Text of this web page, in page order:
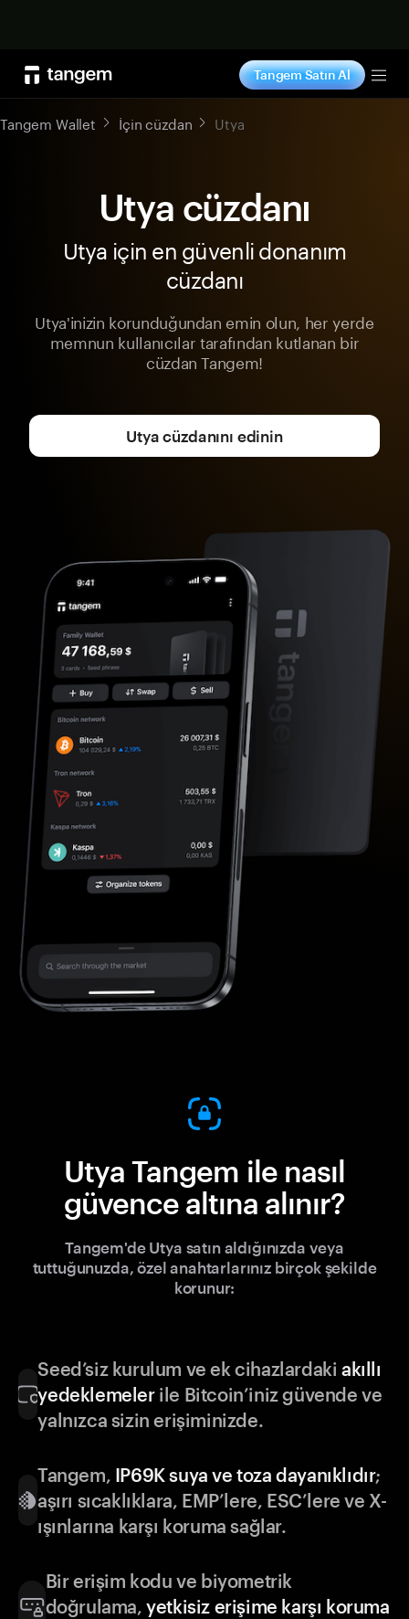
Tangem Satın Al
Tangem Wallet İçin cüzdan Utya
Utya cüzdanı
Utya için en güvenli donanım
cüzdanı
Utya'inizin korunduğundan emin olun, her yerde
memnun kullanıcılar tarafından kutlanan bir
cüzdan Tangem!
Utya cüzdanını edinin
Utya Tangem ile nasıl
güvence altına alınır?
Tangem'de Utya satın aldığınızda veya
tuttuğunuzda, özel anahtarlarınız birçok şekilde
korunur:
Seed’siz kurulum ve ek cihazlardakiakıllı
yedeklemelerile Bitcoin’iniz güvende ve
yalnızca sizin erişiminizde.
Tangem, IP69K suya ve toza dayanıklıdır;
aşırı sıcaklıklara, EMP’lere, ESC’lere ve X-
ışınlarına karşı koruma sağlar.
Bir erişim kodu ve biyometrik
doğrulama,yetkisiz erişime karşı koruma